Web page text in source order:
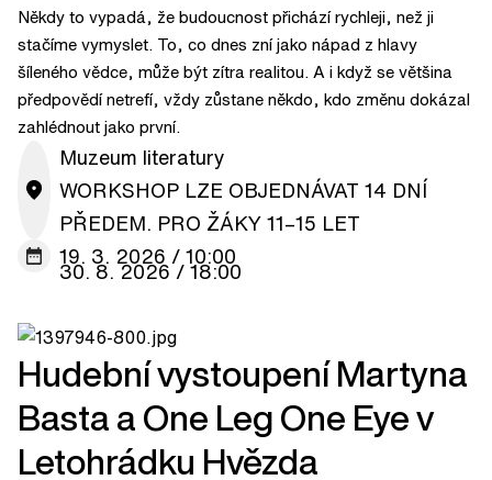
Někdy to vypadá, že budoucnost přichází rychleji, než ji
stačíme vymyslet. To, co dnes zní jako nápad z hlavy
šíleného vědce, může být zítra realitou. A i když se většina
předpovědí netrefí, vždy zůstane někdo, kdo změnu dokázal
zahlédnout jako první.
Muzeum literatury
WORKSHOP LZE OBJEDNÁVAT 14 DNÍ
PŘEDEM. PRO ŽÁKY 11–15 LET
19. 3. 2026 / 10:00
30. 8. 2026 / 18:00
Hudební vystoupení Martyna
Basta a One Leg One Eye v
Letohrádku Hvězda